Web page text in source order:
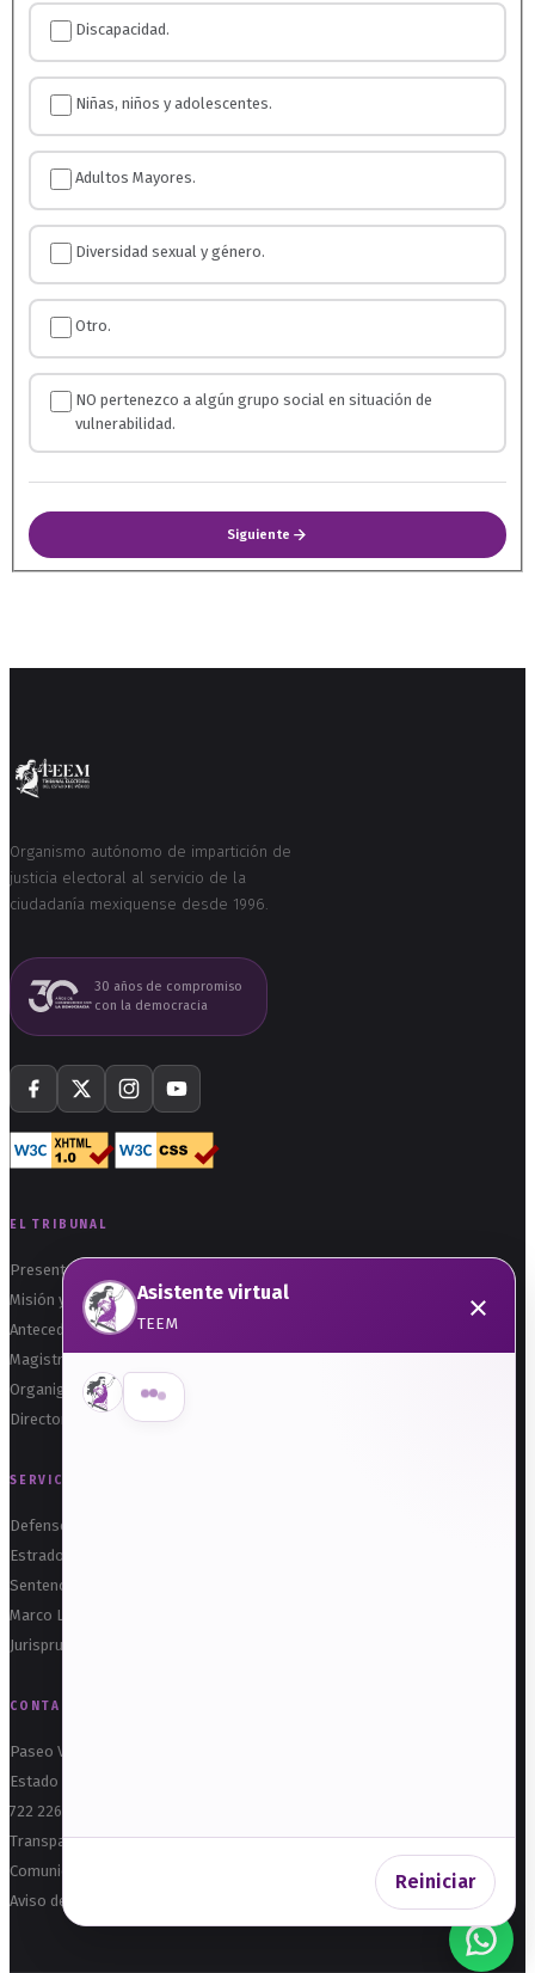
Discapacidad.
Niñas, niños y adolescentes.
Adultos Mayores.
Diversidad sexual y género.
Otro.
NO pertenezco a algún grupo social en situación de
vulnerabilidad.
Siguiente
Organismo autónomo de impartición de
justicia electoral al servicio de la
ciudadanía mexiquense desde 1996.
30 años de compromiso
con la democracia
EL TRIBUNAL
Presentación
Misión y Visión
Antecedentes
Magistraturas
Organigrama
Directorio
SERVICIOS
Defensoría Electoral
Estrados
Sentencias
Marco Legal
Jurisprudencia
CONTACTO
Paseo Vicente Guerrero No. 342, Col. Vicente Guerrero, C.P. 50110, Toluca,
Estado de México
722 226 2570
Transparencia
Comunicación Social
Aviso de Privacidad
Asistente virtual
TEEM ×
Reiniciar